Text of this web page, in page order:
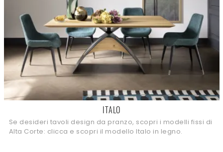
ITALO
Se desideri tavoli design da pranzo, scopri i modelli fissi di
Alta Corte: clicca e scopri il modello Italo in legno.